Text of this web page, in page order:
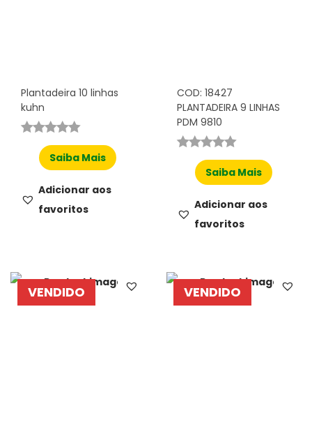
Plantadeira 10 linhas
kuhn
Saiba Mais
Adicionar aos
favoritos
COD: 18427
PLANTADEIRA 9 LINHAS
PDM 9810
Saiba Mais
Adicionar aos
favoritos
VENDIDO VENDIDO